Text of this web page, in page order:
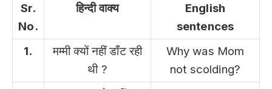
Sr.
No.
हिन्दी वाक्य
English
sentences
1.
मम्मी क्यों नहीं डाँट रही
थी ?
Why was Mom
not scolding?